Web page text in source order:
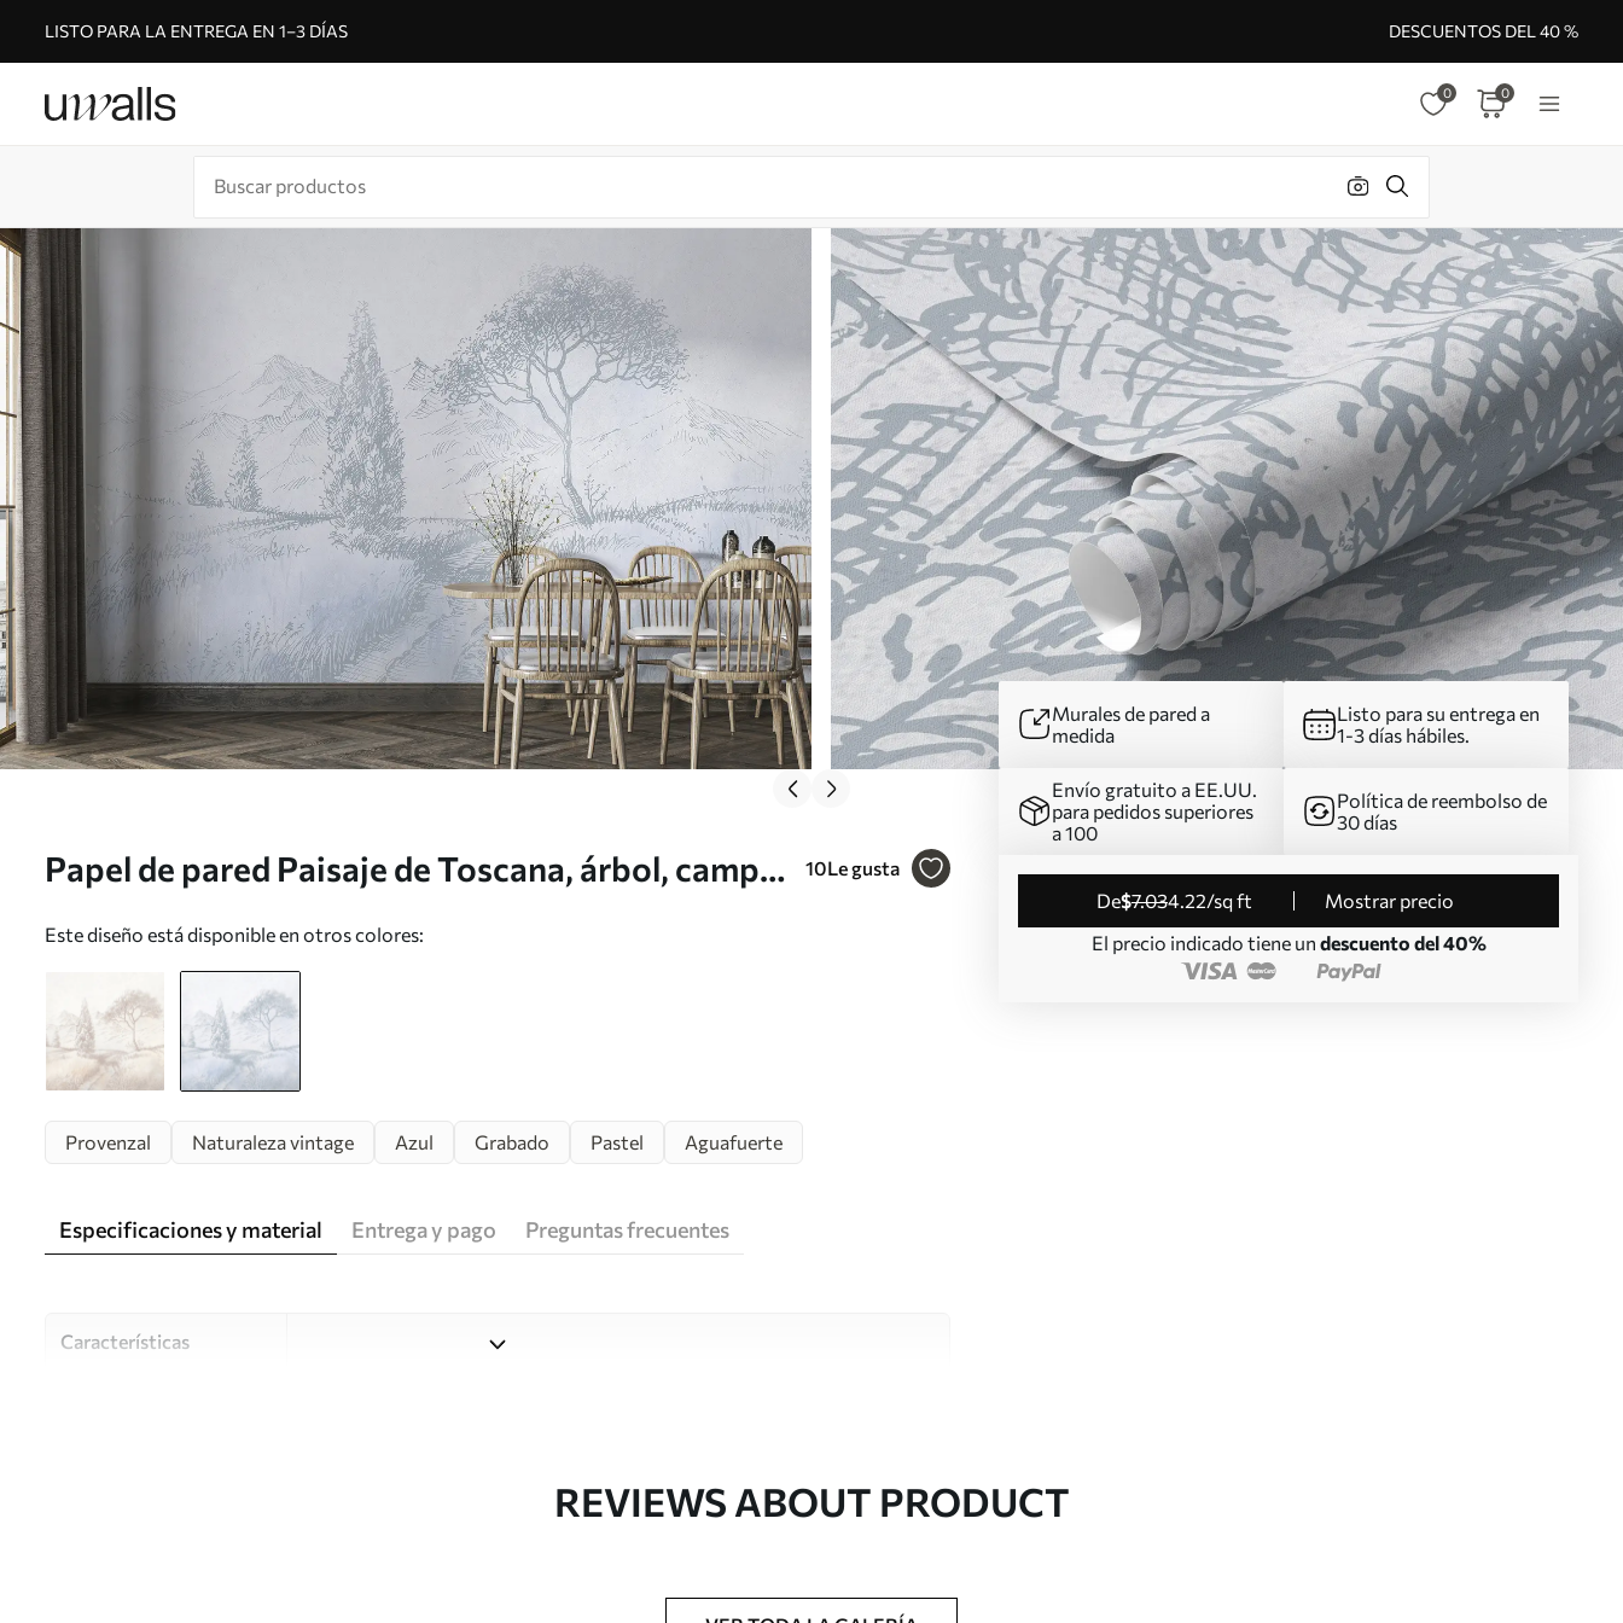
LISTO PARA LA ENTREGA EN 1–3 DÍAS DESCUENTOS DEL 40 %
0 0
Papel de pared Paisaje de Toscana, árbol, campo,
u99570v2
10Le gusta
Este diseño está disponible en otros colores:
Murales de pared a
medida
Listo para su entrega en
1-3 días hábiles.
Envío gratuito a EE.UU.
para pedidos superiores
a 100
Política de reembolso de
30 días
de$7.034.22/sq ft
Mostrar precio
El precio indicado tiene un descuento del 40%
Provenzal Naturaleza vintage Azul Grabado Pastel Aguafuerte
Especificaciones y material Entrega y pago Preguntas frecuentes
Características
REVIEWS ABOUT PRODUCT